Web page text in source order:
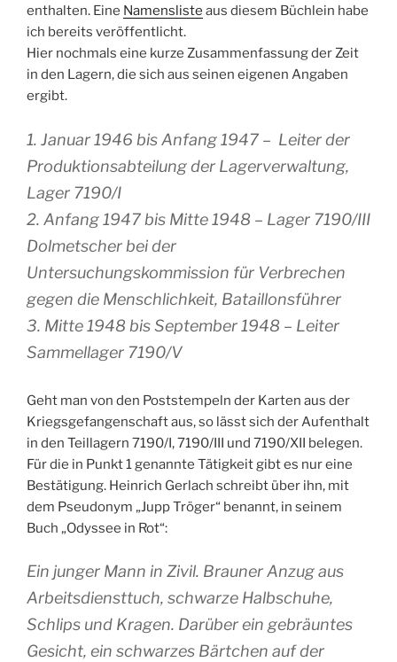
enthalten. Eine Namensliste aus diesem Büchlein habe
ich bereits veröffentlicht.
Hier nochmals eine kurze Zusammenfassung der Zeit
in den Lagern, die sich aus seinen eigenen Angaben
ergibt.
1. Januar 1946 bis Anfang 1947 – Leiter der
Produktionsabteilung der Lagerverwaltung,
Lager 7190/I
2. Anfang 1947 bis Mitte 1948 – Lager 7190/III
Dolmetscher bei der
Untersuchungskommission für Verbrechen
gegen die Menschlichkeit, Bataillonsführer
3. Mitte 1948 bis September 1948 – Leiter
Sammellager 7190/V
Geht man von den Poststempeln der Karten aus der
Kriegsgefangenschaft aus, so lässt sich der Aufenthalt
in den Teillagern 7190/I, 7190/III und 7190/XII belegen.
Für die in Punkt 1 genannte Tätigkeit gibt es nur eine
Bestätigung. Heinrich Gerlach schreibt über ihn, mit
dem Pseudonym „Jupp Tröger“ benannt, in seinem
Buch „Odyssee in Rot“:
Ein junger Mann in Zivil. Brauner Anzug aus
Arbeitsdiensttuch, schwarze Halbschuhe,
Schlips und Kragen. Darüber ein gebräuntes
Gesicht, ein schwarzes Bärtchen auf der